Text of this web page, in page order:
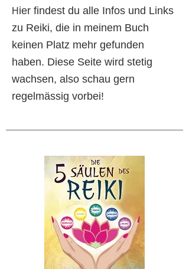
H ier findest du alle Infos und Links
zu Reiki, die in meinem Buch
keinen Platz mehr gefunden
haben. Diese Seite wird stetig
wachsen, also schau gern
regelmässig vorbei!